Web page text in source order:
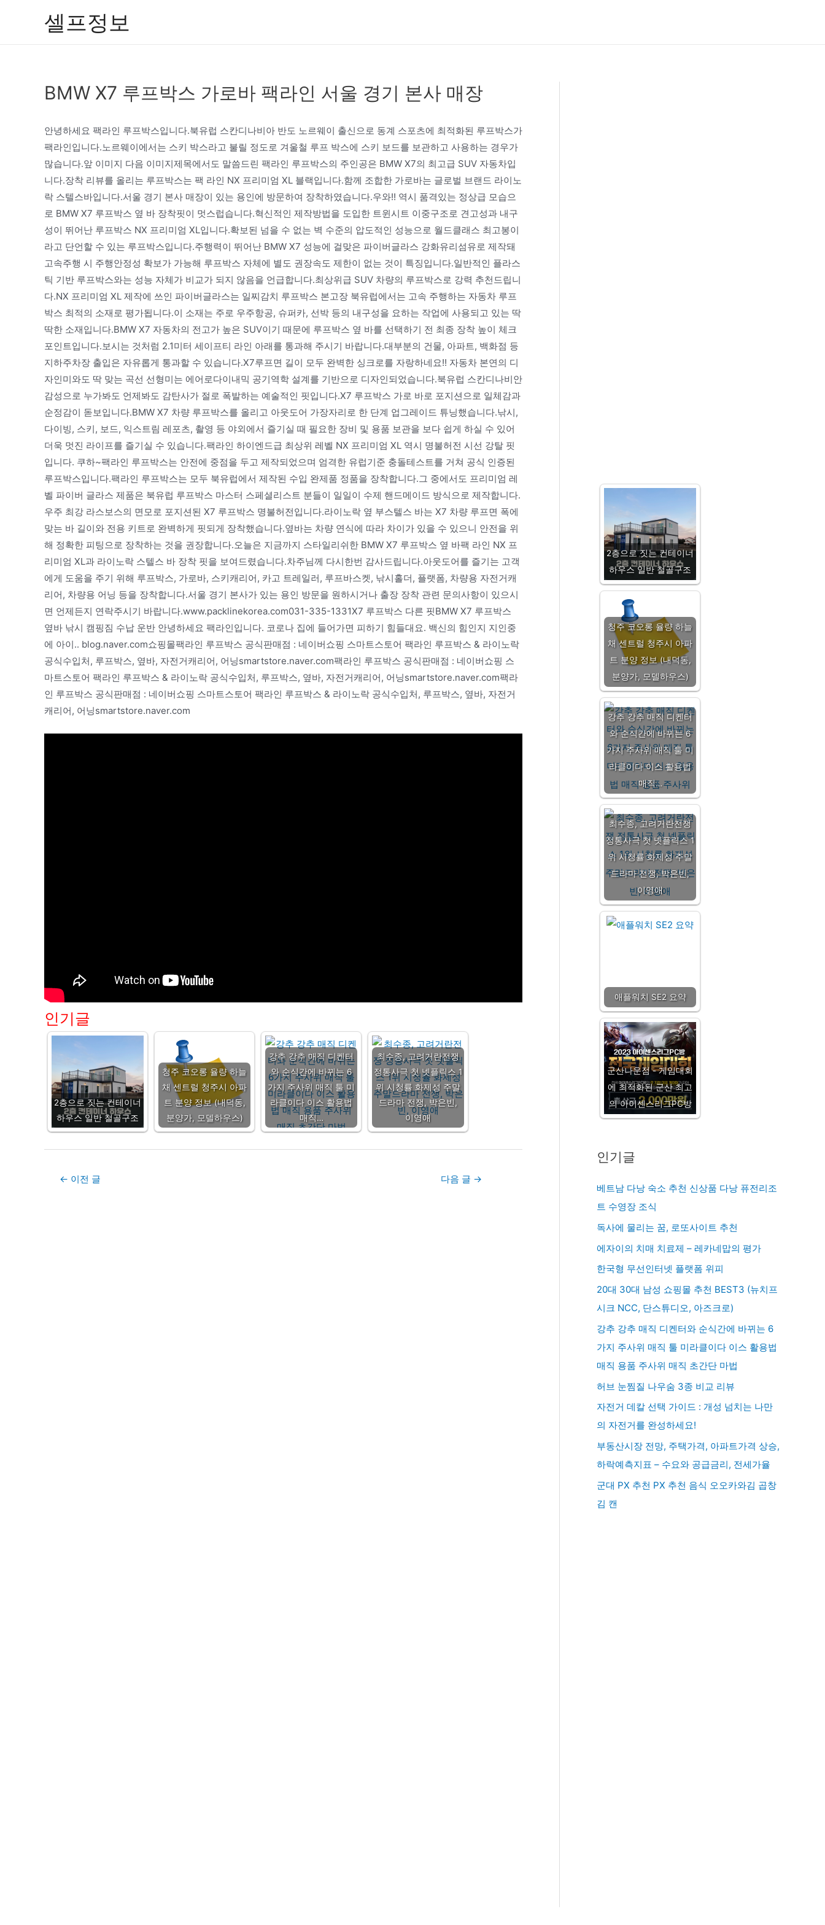
셀프정보
BMW X7 루프박스 가로바 팩라인 서울 경기 본사 매장
안녕하세요 팩라인 루프박스입니다.북유럽 스칸디나비아 반도 노르웨이 출신으로 동계 스포츠에 최적화된 루프박스가
팩라인입니다.노르웨이에서는 스키 박스라고 불릴 정도로 겨울철 루프 박스에 스키 보드를 보관하고 사용하는 경우가
많습니다.앞 이미지 다음 이미지제목에서도 말씀드린 팩라인 루프박스의 주인공은 BMW X7의 최고급 SUV 자동차입
니다.장착 리뷰를 올리는 루프박스는 팩 라인 NX 프리미엄 XL 블랙입니다.함께 조합한 가로바는 글로벌 브랜드 라이노
락 스텔스바입니다.서울 경기 본사 매장이 있는 용인에 방문하여 장착하였습니다.우와!! 역시 품격있는 정상급 모습으
로 BMW X7 루프박스 옆 바 장착핏이 멋스럽습니다.혁신적인 제작방법을 도입한 트윈시트 이중구조로 견고성과 내구
성이 뛰어난 루프박스 NX 프리미엄 XL입니다.확보된 넘을 수 없는 벽 수준의 압도적인 성능으로 월드클래스 최고봉이
라고 단언할 수 있는 루프박스입니다.주행력이 뛰어난 BMW X7 성능에 걸맞은 파이버글라스 강화유리섬유로 제작돼
고속주행 시 주행안정성 확보가 가능해 루프박스 자체에 별도 권장속도 제한이 없는 것이 특징입니다.일반적인 플라스
틱 기반 루프박스와는 성능 자체가 비교가 되지 않음을 언급합니다.최상위급 SUV 차량의 루프박스로 강력 추천드립니
다.NX 프리미엄 XL 제작에 쓰인 파이버글라스는 일찌감치 루프박스 본고장 북유럽에서는 고속 주행하는 자동차 루프
박스 최적의 소재로 평가됩니다.이 소재는 주로 우주항공, 슈퍼카, 선박 등의 내구성을 요하는 작업에 사용되고 있는 딱
딱한 소재입니다.BMW X7 자동차의 전고가 높은 SUV이기 때문에 루프박스 옆 바를 선택하기 전 최종 장착 높이 체크
포인트입니다.보시는 것처럼 2.1미터 세이프티 라인 아래를 통과해 주시기 바랍니다.대부분의 건물, 아파트, 백화점 등
지하주차장 출입은 자유롭게 통과할 수 있습니다.X7루프면 길이 모두 완벽한 싱크로를 자랑하네요!! 자동차 본연의 디
자인미와도 딱 맞는 곡선 선형미는 에어로다이내믹 공기역학 설계를 기반으로 디자인되었습니다.북유럽 스칸디나비안
감성으로 누가봐도 언제봐도 감탄사가 절로 폭발하는 예술적인 핏입니다.X7 루프박스 가로 바로 포지션으로 일체감과
순정감이 돋보입니다.BMW X7 차량 루프박스를 올리고 아웃도어 가장자리로 한 단계 업그레이드 튜닝했습니다.낚시,
다이빙, 스키, 보드, 익스트림 레포츠, 촬영 등 야외에서 즐기실 때 필요한 장비 및 용품 보관을 보다 쉽게 하실 수 있어
더욱 멋진 라이프를 즐기실 수 있습니다.팩라인 하이엔드급 최상위 레벨 NX 프리미엄 XL 역시 명불허전 시선 강탈 핏
입니다. 쿠하~팩라인 루프박스는 안전에 중점을 두고 제작되었으며 엄격한 유럽기준 충돌테스트를 거쳐 공식 인증된
루프박스입니다.팩라인 루프박스는 모두 북유럽에서 제작된 수입 완제품 정품을 장착합니다.그 중에서도 프리미엄 레
벨 파이버 글라스 제품은 북유럽 루프박스 마스터 스페셜리스트 분들이 일일이 수제 핸드메이드 방식으로 제작합니다.
우주 최강 라스보스의 면모로 포지션된 X7 루프박스 명불허전입니다.라이노락 옆 부스텔스 바는 X7 차량 루프면 폭에
맞는 바 길이와 전용 키트로 완벽하게 핏되게 장착했습니다.옆바는 차량 연식에 따라 차이가 있을 수 있으니 안전을 위
해 정확한 피팅으로 장착하는 것을 권장합니다.오늘은 지금까지 스타일리쉬한 BMW X7 루프박스 옆 바팩 라인 NX 프
리미엄 XL과 라이노락 스텔스 바 장착 핏을 보여드렸습니다.차주님께 다시한번 감사드립니다.아웃도어를 즐기는 고객
에게 도움을 주기 위해 루프박스, 가로바, 스키캐리어, 카고 트레일러, 루프바스켓, 낚시홀더, 플랫폼, 차량용 자전거캐
리어, 차량용 어닝 등을 장착합니다.서울 경기 본사가 있는 용인 방문을 원하시거나 출장 장착 관련 문의사항이 있으시
면 언제든지 연락주시기 바랍니다.www.packlinekorea.com031-335-1331X7 루프박스 다른 핏BMW X7 루프박스
옆바 낚시 캠핑짐 수납 운반 안녕하세요 팩라인입니다. 코로나 집에 들어가면 피하기 힘들대요. 백신의 힘인지 지인중
에 아이.. blog.naver.com쇼핑몰팩라인 루프박스 공식판매점 : 네이버쇼핑 스마트스토어 팩라인 루프박스 & 라이노락
공식수입처, 루프박스, 옆바, 자전거캐리어, 어닝smartstore.naver.com팩라인 루프박스 공식판매점 : 네이버쇼핑 스
마트스토어 팩라인 루프박스 & 라이노락 공식수입처, 루프박스, 옆바, 자전거캐리어, 어닝smartstore.naver.com팩라
인 루프박스 공식판매점 : 네이버쇼핑 스마트스토어 팩라인 루프박스 & 라이노락 공식수입처, 루프박스, 옆바, 자전거
캐리어, 어닝smartstore.naver.com
인기글
2층으로 짓는 컨테이너
하우스 일반 철골구조
청주 코오롱 율량 하늘
채 센트럴 청주시 아파
트 분양 정보 (내덕동,
분양가, 모델하우스)
강추 강추 매직 디켄터
와 순식간에 바뀌는 6
가지 주사위 매직 툴 미
라클이다 이스 활용법
매직…
최수종, 고려거란전쟁
정통사극 첫 넷플릭스 1
위 시청률 화제성 주말
드라마 전쟁, 박은빈,
이영애
Post← 이전 글 다음 글 →
2층으로 짓는 컨테이너
하우스 일반 철골구조
청주 코오롱 율량 하늘
채 센트럴 청주시 아파
트 분양 정보 (내덕동,
분양가, 모델하우스)
강추 강추 매직 디켄터
와 순식간에 바뀌는 6
가지 주사위 매직 툴 미
라클이다 이스 활용법
매직…
최수종, 고려거란전쟁
정통사극 첫 넷플릭스 1
위 시청률 화제성 주말
드라마 전쟁, 박은빈,
이영애
애플워치 SE2 요약
군산나운점 - 게임대회
에 최적화된 군산 최고
의 아이센스리그PC방
인기글
베트남 다낭 숙소 추천 신상품 다낭 퓨전리조
트 수영장 조식
독사에 물리는 꿈, 로또사이트 추천
에자이의 치매 치료제 – 레카네맙의 평가
한국형 무선인터넷 플랫폼 위피
20대 30대 남성 쇼핑몰 추천 BEST3 (뉴치프
시크 NCC, 단스튜디오, 아즈크로)
강추 강추 매직 디켄터와 순식간에 바뀌는 6
가지 주사위 매직 툴 미라클이다 이스 활용법
매직 용품 주사위 매직 초간단 마법
허브 눈찜질 나우숨 3종 비교 리뷰
자전거 데칼 선택 가이드 : 개성 넘치는 나만
의 자전거를 완성하세요!
부동산시장 전망, 주택가격, 아파트가격 상승,
하락예측지표 – 수요와 공급금리, 전세가율
군대 PX 추천 PX 추천 음식 오오카와김 곱창
김 캔